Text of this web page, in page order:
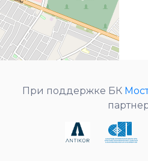
При поддержке БК